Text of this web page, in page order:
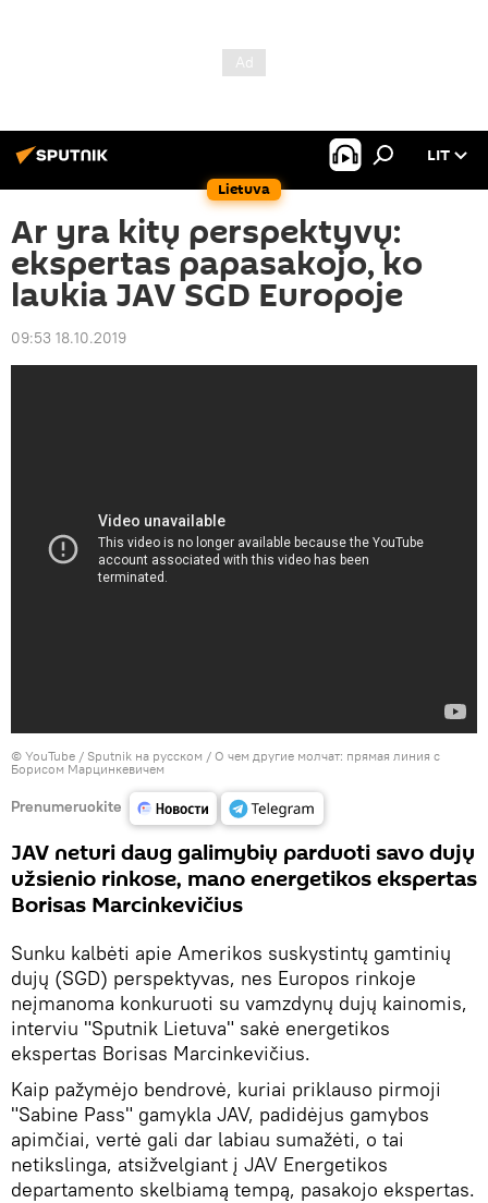
Lietuva
LIT
Ar yra kitų perspektyvų:
ekspertas papasakojo, ko
laukia JAV SGD Europoje
09:53 18.10.2019
© YouTube / Sputnik на русском / О чем другие молчат: прямая линия с
Борисом Марцинкевичем
Prenumeruokite
JAV neturi daug galimybių parduoti savo dujų
užsienio rinkose, mano energetikos ekspertas
Borisas Marcinkevičius
Sunku kalbėti apie Amerikos suskystintų gamtinių
dujų (SGD) perspektyvas, nes Europos rinkoje
neįmanoma konkuruoti su vamzdynų dujų kainomis,
interviu "Sputnik Lietuva" sakė energetikos
ekspertas Borisas Marcinkevičius.
Kaip pažymėjo bendrovė, kuriai priklauso pirmoji
"Sabine Pass" gamykla JAV, padidėjus gamybos
apimčiai, vertė gali dar labiau sumažėti, o tai
netikslinga, atsižvelgiant į JAV Energetikos
departamento skelbiamą tempą, pasakojo ekspertas.